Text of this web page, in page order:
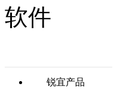
锐宜产品